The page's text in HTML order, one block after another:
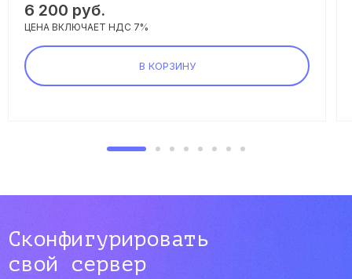
6 200 руб.
ЦЕНА ВКЛЮЧАЕТ НДС 7%
В КОРЗИНУ
Сконфигурировать
свой сервер